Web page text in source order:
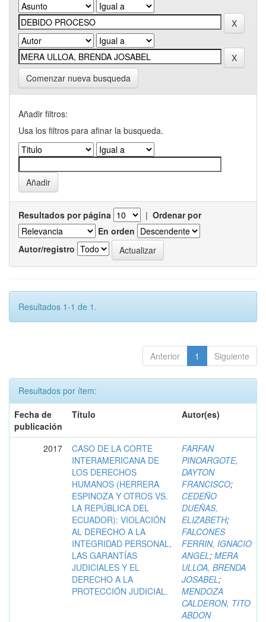
Comenzar nueva busqueda
Añadir filtros:
Usa los filtros para afinar la busqueda.
Resultados por página | Ordenar por
En orden
Autor/registro
Resultados 1-1 de 1.
Anterior 1 Siguiente
Resultados por ítem:
Fecha de
publicación
Título Autor(es)
2017
CASO DE LA CORTE
INTERAMERICANA DE
LOS DERECHOS
HUMANOS (HERRERA
ESPINOZA Y OTROS VS.
LA REPÚBLICA DEL
ECUADOR): VIOLACIÓN
AL DERECHO A LA
INTEGRIDAD PERSONAL,
LAS GARANTÍAS
JUDICIALES Y EL
DERECHO A LA
PROTECCIÓN JUDICIAL.
FARFAN
PINOARGOTE,
DAYTON
FRANCISCO;
CEDEÑO
DUEÑAS,
ELIZABETH;
FALCONES
FERRIN, IGNACIO
ANGEL; MERA
ULLOA, BRENDA
JOSABEL;
MENDOZA
CALDERON, TITO
ABDON